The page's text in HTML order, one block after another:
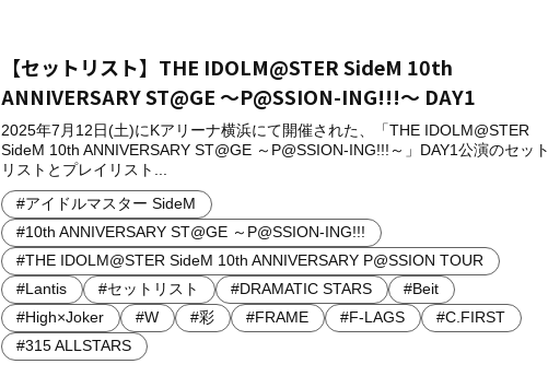
【セットリスト】THE IDOLM@STER SideM 10th
ANNIVERSARY ST@GE ～P@SSION-ING!!!～ DAY1
2025年7月12日(土)にKアリーナ横浜にて開催された、「THE IDOLM@STER
SideM 10th ANNIVERSARY ST@GE ～P@SSION-ING!!!～」DAY1公演のセット
リストとプレイリスト...
#アイドルマスター SideM
#10th ANNIVERSARY ST@GE ～P@SSION-ING!!!
#THE IDOLM@STER SideM 10th ANNIVERSARY P@SSION TOUR
#Lantis
#セットリスト #DRAMATIC STARS
#Beit
#High×Joker
#W #彩 #FRAME #F-LAGS
#C.FIRST
#315 ALLSTARS